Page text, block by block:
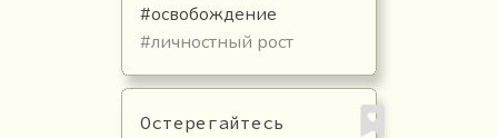
#освобождение
#личностный рост
Остерегайтесь